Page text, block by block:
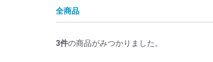
全商品
3件の商品がみつかりました。